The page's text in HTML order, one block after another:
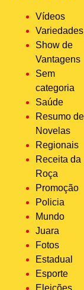
Vídeos
Variedades
Show de
Vantagens
Sem
categoria
Saúde
Resumo de
Novelas
Regionais
Receita da
Roça
Promoção
Policia
Mundo
Juara
Fotos
Estadual
Esporte
Eleições